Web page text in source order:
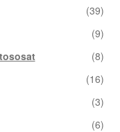
(39)
(9)
(8)
(16)
(3)
(6)